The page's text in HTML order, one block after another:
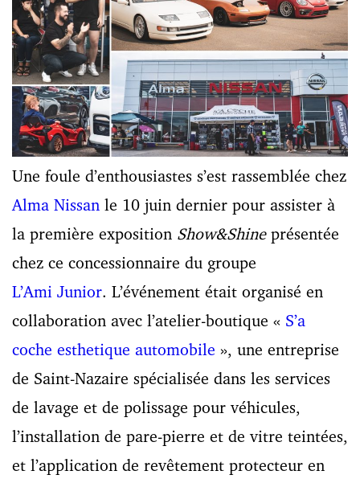
Une foule d’enthousiastes s’est rassemblée chez
Alma Nissan le 10 juin dernier pour assister à
la première exposition Show&Shine présentée
chez ce concessionnaire du groupe
L’Ami Junior. L’événement était organisé en
collaboration avec l’atelier-boutique « S’a
coche esthetique automobile », une entreprise
de Saint-Nazaire spécialisée dans les services
de lavage et de polissage pour véhicules,
l’installation de pare-pierre et de vitre teintées,
et l’application de revêtement protecteur en